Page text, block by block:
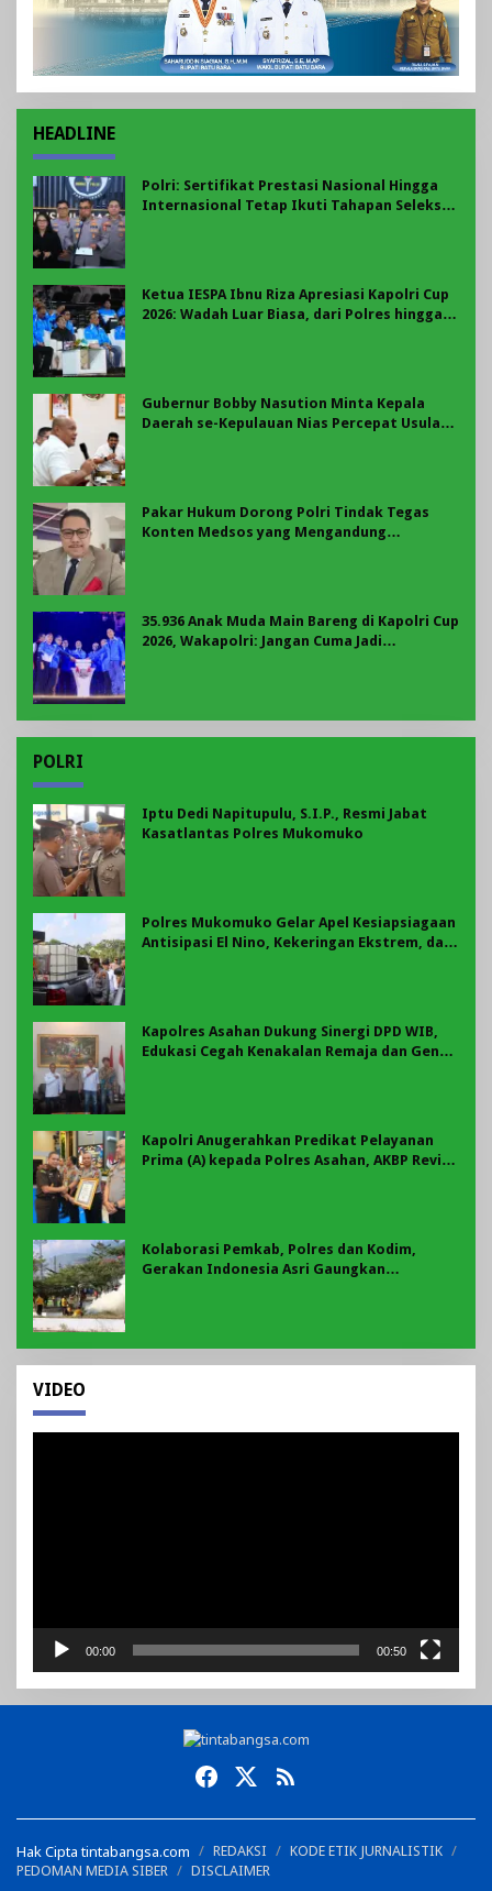
HEADLINE
Polri: Sertifikat Prestasi Nasional Hingga
Internasional Tetap Ikuti Tahapan Seleksi
Ketua IESPA Ibnu Riza Apresiasi Kapolri Cup
2026: Wadah Luar Biasa, dari Polres hingga
Gubernur Bobby Nasution Minta Kepala
Daerah se-Kepulauan Nias Percepat Usulan
Pakar Hukum Dorong Polri Tindak Tegas
Konten Medsos yang Mengandung
35.936 Anak Muda Main Bareng di Kapolri Cup
2026, Wakapolri: Jangan Cuma Jadi
POLRI
Iptu Dedi Napitupulu, S.I.P., Resmi Jabat
Kasatlantas Polres Mukomuko
Polres Mukomuko Gelar Apel Kesiapsiagaan
Antisipasi El Nino, Kekeringan Ekstrem, dan
Kapolres Asahan Dukung Sinergi DPD WIB,
Edukasi Cegah Kenakalan Remaja dan Geng
Kapolri Anugerahkan Predikat Pelayanan
Prima (A) kepada Polres Asahan, AKBP Revi
Kolaborasi Pemkab, Polres dan Kodim,
Gerakan Indonesia Asri Gaungkan
VIDEO
00:00 00:50
Hak Cipta tintabangsa.com REDAKSI
KODE ETIK JURNALISTIK
PEDOMAN MEDIA SIBER
DISCLAIMER